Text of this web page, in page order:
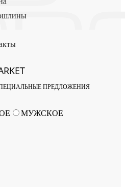
ПРЕДЛОЖЕНИЯ
МУЖСКОЕ